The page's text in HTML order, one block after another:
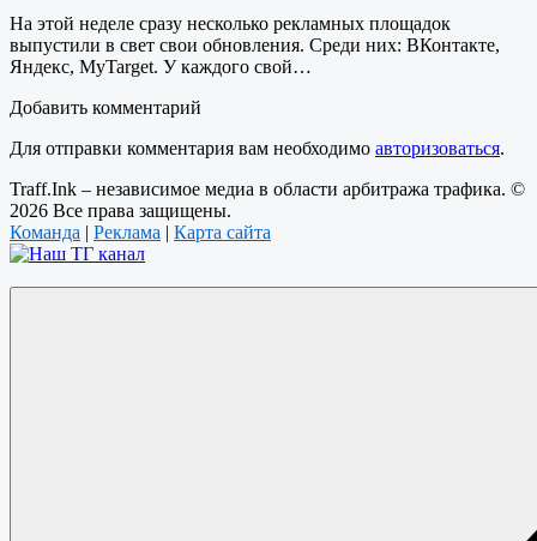
На этой неделе сразу несколько рекламных площадок
выпустили в свет свои обновления. Среди них: ВКонтакте,
Яндекс, MyTarget. У каждого свой…
Добавить комментарий
Для отправки комментария вам необходимо авторизоваться.
Traff.Ink – независимое медиа в области арбитража трафика. ©
2026 Все права защищены.
Команда | Реклама | Карта сайта